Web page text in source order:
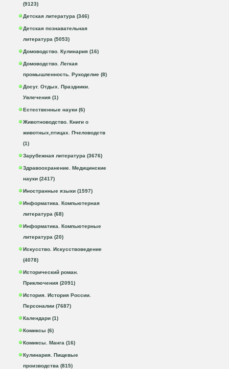
(9123)
Детская литература (346)
Детская познавательная
литература (5053)
Домоводство. Кулинария (16)
Домоводство. Легкая
промышленность. Рукоделие (8)
Досуг. Отдых. Праздники.
Увлечения (1)
Естественные науки (6)
Животноводство. Книги о
животных,птицах. Пчеловодств
(1)
Зарубежная литература (3676)
Здравоохранение. Медицинские
науки (2417)
Иностранные языки (1597)
Информатика. Компьютерная
литература (68)
Информатика. Компьютерные
литература (20)
Искусство. Искусствоведение
(4078)
Исторический роман.
Приключения (2091)
История. История России.
Персоналии (7687)
Календари (1)
Комиксы (6)
Комиксы. Манга (16)
Кулинария. Пищевые
производства (815)